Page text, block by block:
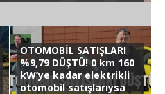
OTOMOBİL SATIŞLARI
%9,79 DÜŞTÜ! 0 km 160
kW’ye kadar elektrikli
otomobil satışlarıysa